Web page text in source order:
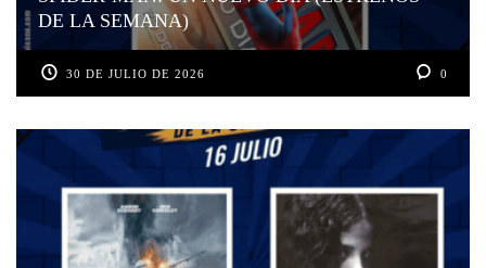
DE LA SEMANA)
30 DE JULIO DE 2026 0